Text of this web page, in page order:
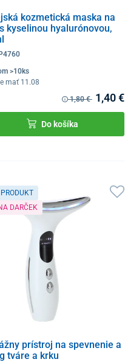
kozmetická maska na
kyselinou hyalurónovou,
>10ks
mať 11.08
1,80 € 1,40 €
Do košíka
DARČEK
prístroj na spevnenie a
tváre a krku